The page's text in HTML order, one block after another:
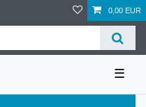
0,00 EUR
☰